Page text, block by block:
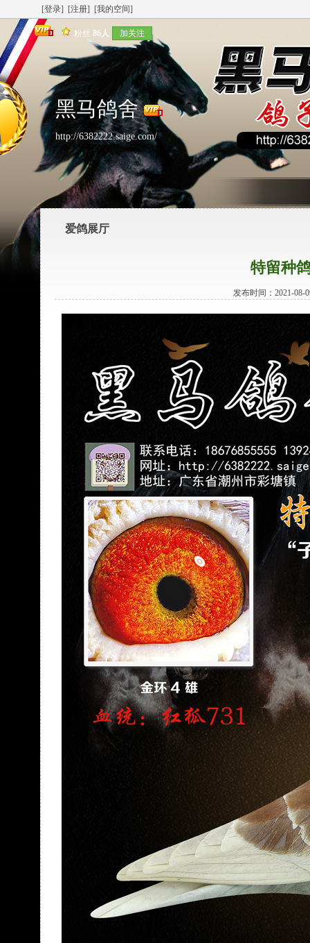
[登录] [注册] [我的空间]
粉丝 86人 加关注
黑马鸽舍
http://6382222.saige.com/
爱鸽展厅
特留种
发布时间：2021-08-